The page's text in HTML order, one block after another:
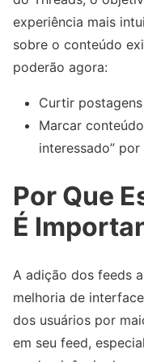
experiência mais
sobre o conteúdo
poderão agora:
Curtir
Marcar
interessado”
Por Que
É
A adição dos feeds
melhoria de
dos usuários por
em seu feed,